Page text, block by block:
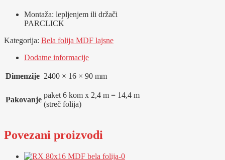
Montaža: lepljenjem ili držači
PARCLICK
Kategorija: Bela folija MDF lajsne
Dodatne informacije
Dimenzije 2400 × 16 × 90 mm
Pakovanje
paket 6 kom x 2,4 m = 14,4 m
(streč folija)
Povezani proizvodi